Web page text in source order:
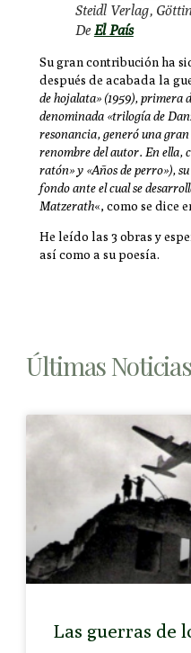
Steidl Verlag,
DeEl País
Su gran contribución ha
después de acabada la
de hojalata» (1959), primera
denominada «trilogía de
resonancia, generó una
renombre del autor. En ella,
ratón» y «Años de perro»),
fondo ante el cual se
Matzerath«, como se dice
He leído las 3 obras y
así como a su poesía.
Últimas Noticias
Las guerras de